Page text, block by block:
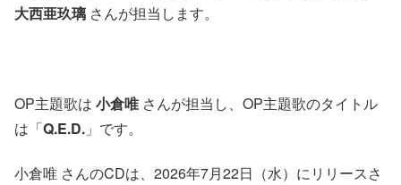
大西亜玖璃 さんが担当します。
OP主題歌は 小倉唯 さんが担当し、OP主題歌のタイトル
は「Q.E.D. 」です。
小倉唯 さんのCDは、2026年7月22日（水）にリリースさ